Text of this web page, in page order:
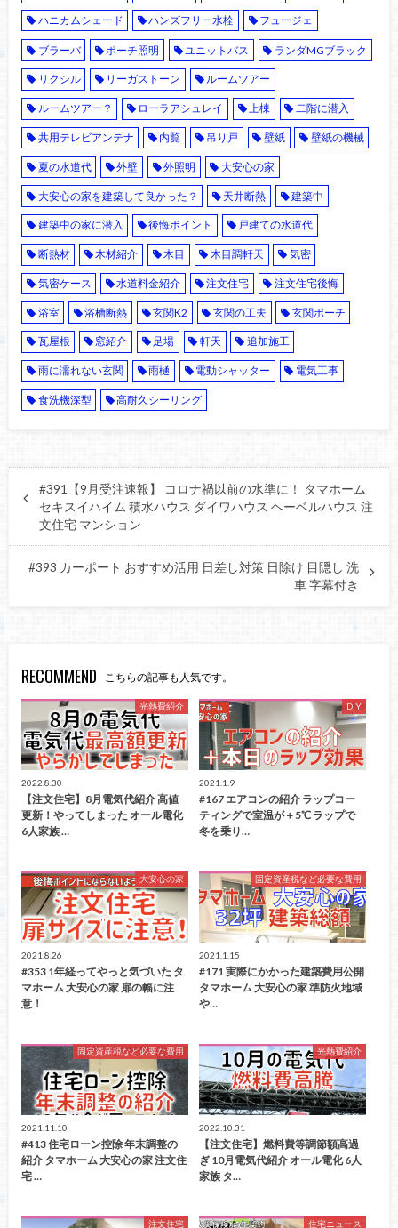
ハニカムシェード ハンズフリー水栓 フュージェ
ブラーバ ポーチ照明 ユニットバス ランダMGブラック
リクシル リーガストーン ルームツアー
ルームツアー？ ローラアシュレイ 上棟 二階に潜入
共用テレビアンテナ 内覧 吊り戸 壁紙 壁紙の機械
夏の水道代 外壁 外照明 大安心の家
大安心の家を建築して良かった？ 天井断熱 建築中
建築中の家に潜入 後悔ポイント 戸建ての水道代
断熱材 木材紹介 木目 木目調軒天 気密
気密ケース 水道料金紹介 注文住宅 注文住宅後悔
浴室 浴槽断熱 玄関K2 玄関の工夫 玄関ポーチ
瓦屋根 窓紹介 足場 軒天 追加施工
雨に濡れない玄関 雨樋 電動シャッター 電気工事
食洗機深型 高耐久シーリング
#391【9月受注速報】 コロナ禍以前の水準に！ タマホーム
セキスイハイム 積水ハウス ダイワハウス ヘーベルハウス 注
文住宅 マンション
#393 カーポート おすすめ活用 日差し対策 日除け 目隠し 洗
車 字幕付き
RECOMMEND こちらの記事も人気です。
光熱費紹介
2022.8.30
【注文住宅】8月電気代紹介 高値
更新！やってしまった オール電化
6人家族 …
DIY
2021.1.9
#167 エアコンの紹介 ラップコー
ティングで室温が＋5℃ ラップで
冬を乗り…
大安心の家
2021.8.26
#353 1年経ってやっと気づいた タ
マホーム 大安心の家 扉の幅に注
意！
固定資産税など必要な費用
2021.1.15
#171 実際にかかった建築費用公開
タマホーム 大安心の家 準防火地域
や…
固定資産税など必要な費用
2021.11.10
#413 住宅ローン控除 年末調整の
紹介 タマホーム 大安心の家 注文住
宅 …
光熱費紹介
2022.10.31
【注文住宅】燃料費等調節額高過
ぎ 10月電気代紹介 オール電化 6人
家族 タ…
注文住宅 住宅ニュース